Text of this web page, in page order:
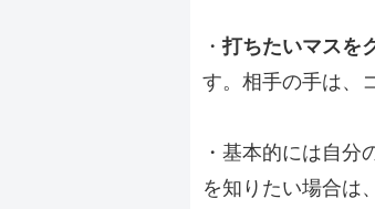
・打ちたいマスを
す。相手の手は、
・基本的には自分
を知りたい場合は